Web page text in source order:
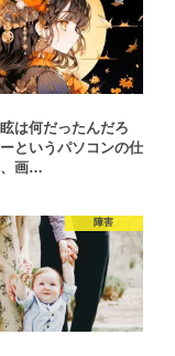
は何だったんだろ
というパソコンの仕
、画…
障害